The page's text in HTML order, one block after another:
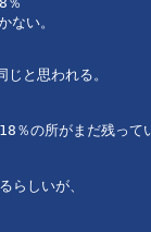
と思われる。
％の所がまだ残って
らしいが、